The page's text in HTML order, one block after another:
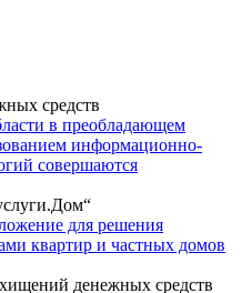
в преобладающем
информационно-
совершаются
для решения
квартир и частных домов